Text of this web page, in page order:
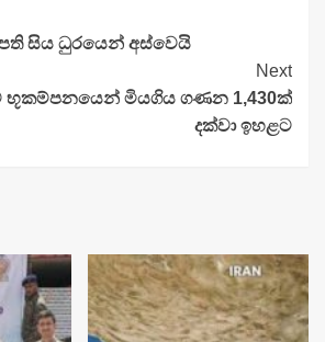
සිය ධුරයෙන් අස්වෙයි
Next
භූකම්පනයෙන් මියගිය ගණන 1,430ක්
දක්වා ඉහළට